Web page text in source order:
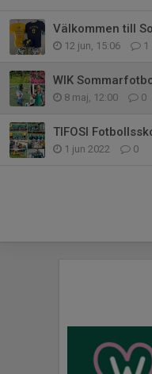
Välkommen till
12 jun, 15:06 1
WIK
8 maj, 12:00 0
TIFOSI
1 jun 2022 0